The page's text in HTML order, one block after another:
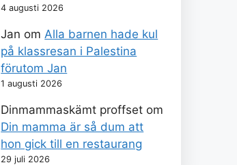
4 augusti 2026
Jan om Alla barnen hade kul
på klassresan i Palestina
förutom Jan
1 augusti 2026
Dinmammaskämt proffset om
Din mamma är så dum att
hon gick till en restaurang
29 juli 2026